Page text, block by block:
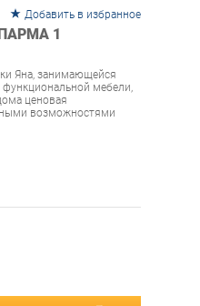
Добавить в избранное
1
Яна, занимающейся
мебели,
ценовая
возможностями